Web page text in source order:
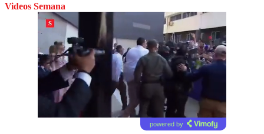
Videos Semana
powered by